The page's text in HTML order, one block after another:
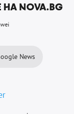
NOVA.BG
News